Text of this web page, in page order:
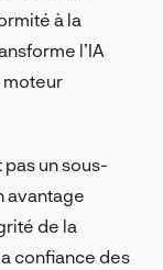
à la
l’IA
moteur
pas un sous-
avantage
de la
confiance des